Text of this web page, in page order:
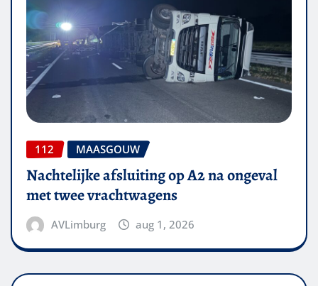
112 MAASGOUW
Nachtelijke afsluiting op A2 na ongeval
met twee vrachtwagens
AVLimburg aug 1, 2026